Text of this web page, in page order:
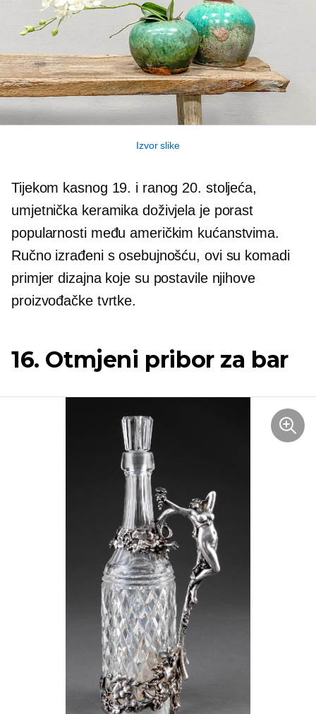
Izvor slike
Tijekom kasnog 19. i ranog 20. stoljeća,
umjetnička keramika doživjela je porast
popularnosti među američkim kućanstvima.
Ručno izrađeni s osebujnošću, ovi su komadi
primjer dizajna koje su postavile njihove
proizvođačke tvrtke.
16. Otmjeni pribor za bar